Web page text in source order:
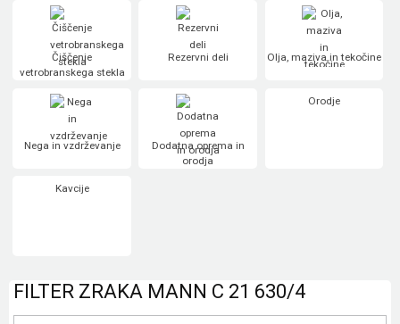
Čiščenje
vetrobranskega stekla
Rezervni deli Olja, maziva in tekočine
Nega in vzdrževanje
Dodatna oprema in
orodja
Orodje
Kavcije
FILTER ZRAKA MANN C 21 630/4